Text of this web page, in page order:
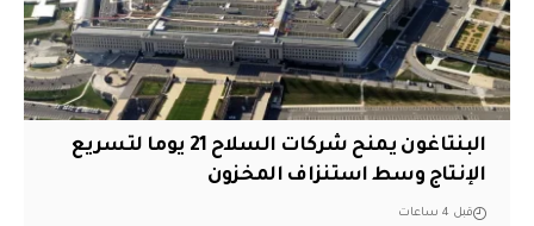
البنتاغون يمنح شركات السلاح 21 يوما لتسريع
الإنتاج وسط استنزاف المخزون
قبل 4 ساعات